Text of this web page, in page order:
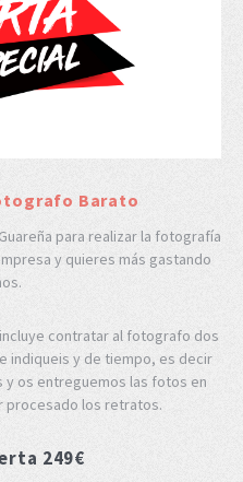
Barato
para realizar la fotografía
y quieres más gastando
contratar al fotografo dos
indiqueis y de tiempo, es decir
os entreguemos las fotos en
procesado los retratos.
249€